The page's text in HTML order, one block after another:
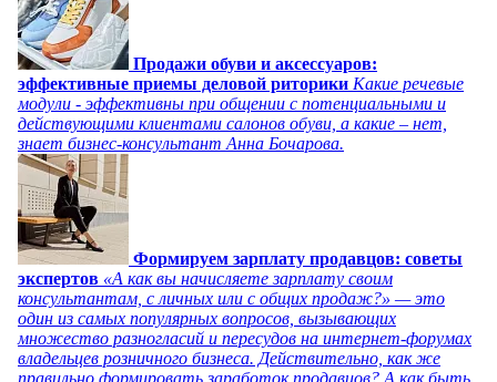
Продажи обуви и аксессуаров:
эффективные приемы деловой риторики Какие речевые
модули - эффективны при общении с потенциальными и
действующими клиентами салонов обуви, а какие – нет,
знает бизнес-консультант Анна Бочарова.
Формируем зарплату продавцов: советы
экспертов «А как вы начисляете зарплату своим
консультантам, с личных или с общих продаж?» — это
один из самых популярных вопросов, вызывающих
множество разногласий и пересудов на интернет-форумах
владельцев розничного бизнеса. Действительно, как же
правильно формировать заработок продавцов? А как быть